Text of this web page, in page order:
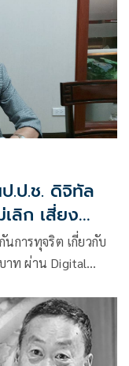
.ป.ช. ดิจิทัล
เลิก เสี่ยง
การทุจริต เกี่ยวกับ
าท ผ่าน Digital
การเติมเงิน